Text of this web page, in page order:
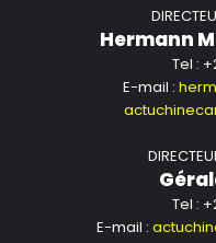
Hermann
Tel :
E-mail :
Tel :
E-mail :